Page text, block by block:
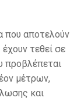
που αποτελούν
έχουν τεθεί σε
προβλέπεται
μέτρων,
και